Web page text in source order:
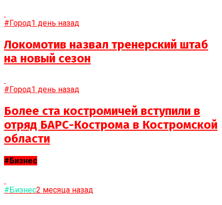
#Город1 день назад
Локомотив назвал тренерский штаб
на новый сезон
#Город1 день назад
Более ста костромичей вступили в
отряд БАРС-Кострома в Костромской
области
#Бизнес
#Бизнес2 месяца назад